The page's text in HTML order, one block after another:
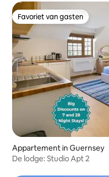
Favoriet van gasten
Favoriet van gasten
Appartement in Guernsey
De lodge: Studio Apt 2